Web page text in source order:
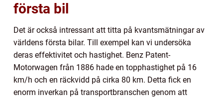
första bil
Det är också intressant att titta på kvantsmätningar av
världens första bilar. Till exempel kan vi undersöka
deras effektivitet och hastighet. Benz Patent-
Motorwagen från 1886 hade en topphastighet på 16
km/h och en räckvidd på cirka 80 km. Detta fick en
enorm inverkan på transportbranschen genom att